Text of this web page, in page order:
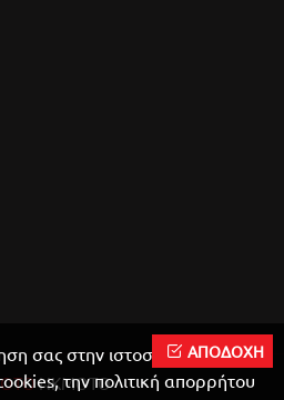
ΝΚΜΟΤΟ
ΑΠΟΔΟΧΗ
σας στην ιστοσελίδα μας
την πολιτική απορρήτου